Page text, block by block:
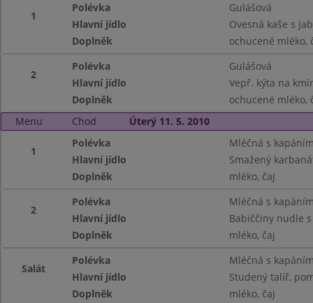
1
Polévka
Gulášová
Hlavní jídlo
Ovesná kaše s
Doplněk
ochucené mléko,
2
Polévka
Gulášová
Hlavní jídlo
Vepř. kýta na
Doplněk
ochucené mléko,
Menu
Chod Úterý 11. 5. 2010
1
Polévka
Mléčná s
Hlavní jídlo
Smažený
Doplněk
mléko, čaj
2
Polévka
Mléčná s
Hlavní jídlo
Babiččiny nudle
Doplněk
mléko, čaj
Salát
Polévka
Mléčná s
Hlavní jídlo
Studený talíř,
Doplněk
mléko, čaj